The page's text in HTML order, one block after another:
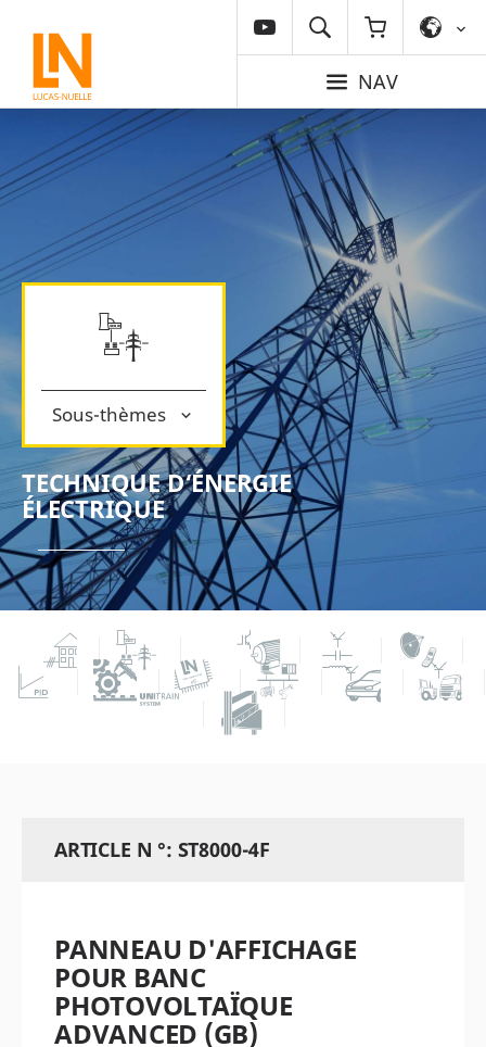
NAV
Sous-thèmes
TECHNIQUE D‘ÉNERGIE
ÉLECTRIQUE
ARTICLE N °: ST8000-4F
PANNEAU D'AFFICHAGE
POUR BANC
PHOTOVOLTAÏQUE
ADVANCED (GB)